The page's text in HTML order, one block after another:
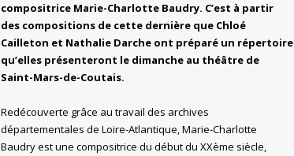
compositrice Marie-Charlotte Baudry. C’est à partir
des compositions de cette dernière que Chloé
Cailleton et Nathalie Darche ont préparé un répertoire
qu’elles présenteront le dimanche au théâtre de
Saint-Mars-de-Coutais.
Redécouverte grâce au travail des archives
départementales de Loire-Atlantique, Marie-Charlotte
Baudry est une compositrice du début du XXème siècle,